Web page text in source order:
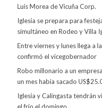
Luis Morea de Vicuña Corp.
Iglesia se prepara para
simultáneo en Rodeo y Villa
Entre viernes y lunes llega a
confirmó el vicegobernador
Robo millonario a un
un mes había sacado
Iglesia y Calingasta tendrán
el frío el domingo